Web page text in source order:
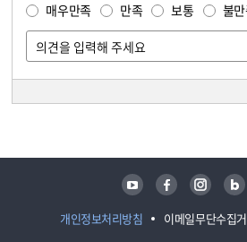
매우만족 만족 보통 불
개인정보처리방침 이메일무단수집
유튜브 페이스북 인스타그램 블로그